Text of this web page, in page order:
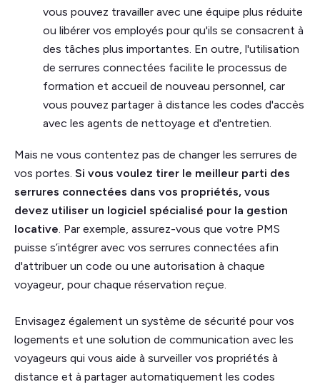
vous pouvez travailler avec une équipe plus réduite
ou libérer vos employés pour qu'ils se consacrent à
des tâches plus importantes. En outre, l'utilisation
de serrures connectées facilite le processus de
formation et accueil de nouveau personnel, car
vous pouvez partager à distance les codes d'accès
avec les agents de nettoyage et d'entretien.
Mais ne vous contentez pas de changer les serrures de
vos portes. Si vous voulez tirer le meilleur parti des
serrures connectées dans vos propriétés, vous
devez utiliser un logiciel spécialisé pour la gestion
locative . Par exemple, assurez-vous que votre PMS
puisse s’intégrer avec vos serrures connectées afin
d'attribuer un code ou une autorisation à chaque
voyageur, pour chaque réservation reçue.
Envisagez également un système de sécurité pour vos
logements et une solution de communication avec les
voyageurs qui vous aide à surveiller vos propriétés à
distance et à partager automatiquement les codes